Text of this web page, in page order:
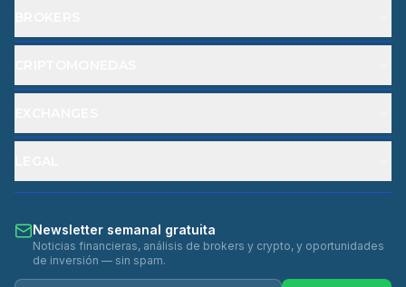
Newsletter semanal gratuita
Noticias financieras, análisis de brokers y crypto, y oportunidades
de inversión — sin spam.